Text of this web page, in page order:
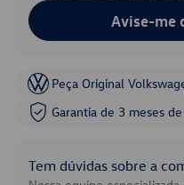
Avise-me
Peça Original
Garantia de 3 meses
Tem dúvidas sobre a